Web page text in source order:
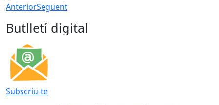
AnteriorSegüent
Butlletí digital
Subscriu-te